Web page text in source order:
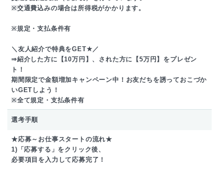
※交通費込みの場合は所得税がかかります。
※規定・支払条件有
＼友人紹介で特典をGET★／
⇒紹介した方に【10万円】、された方に【5万円】をプレゼン
ト！
期間限定で金額増加キャンペーン中！お友だちを誘っておこづか
いGETしよう！
※全て規定・支払条件有
選考手順
★応募～お仕事スタートの流れ★
1)「応募する」をクリック後、
必要項目を入力して応募完了！